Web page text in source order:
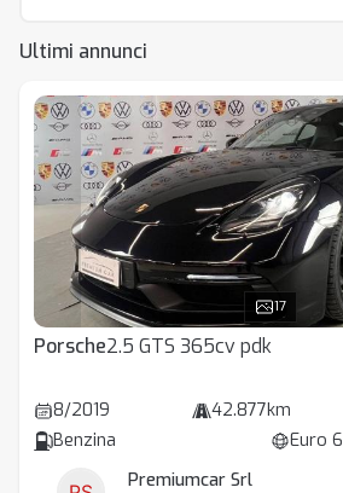
Ultimi annunci
17
Porsche2.5 GTS 365cv pdk
8/2019
42.877km
Benzina
Euro 6
Premiumcar Srl